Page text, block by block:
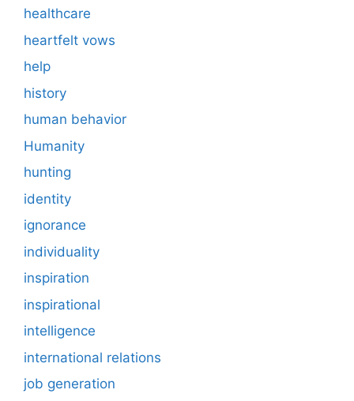
healthcare
heartfelt vows
help
history
human behavior
Humanity
hunting
identity
ignorance
individuality
inspiration
inspirational
intelligence
international relations
job generation